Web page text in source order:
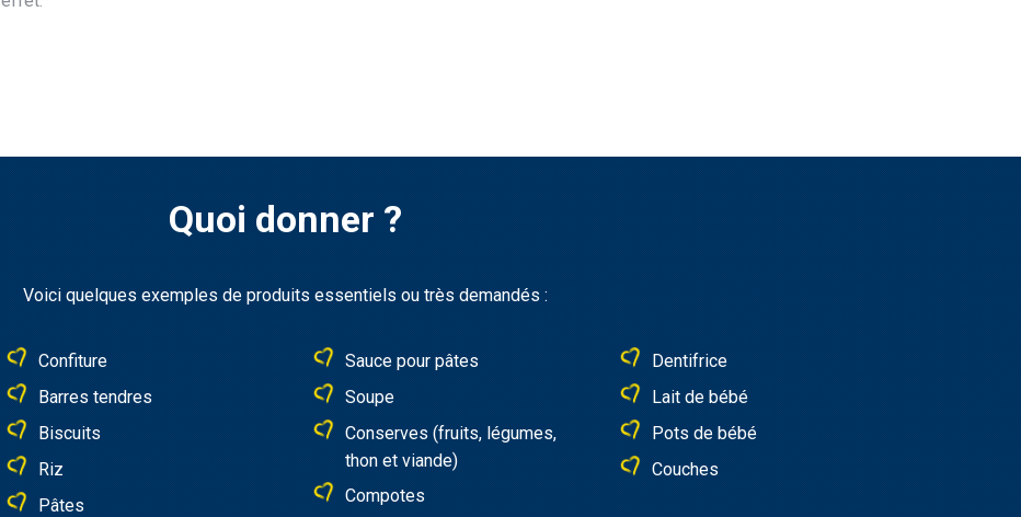
Quoi donner ?
Voici quelques exemples de produits essentiels ou très demandés :
Confiture
Barres tendres
Biscuits
Riz
Pâtes
Sauce pour pâtes
Soupe
Conserves (fruits, légumes,
thon et viande)
Compotes
Dentifrice
Lait de bébé
Pots de bébé
Couches